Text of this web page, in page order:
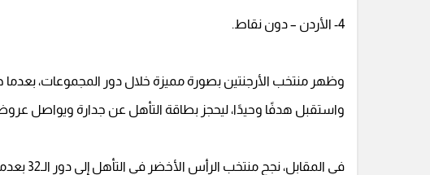
4- الأردن – دون نقاط.
واستقبل هدفًا وحيدًا، ليحجز بطاقة التأهل عن جدارة ويواصل